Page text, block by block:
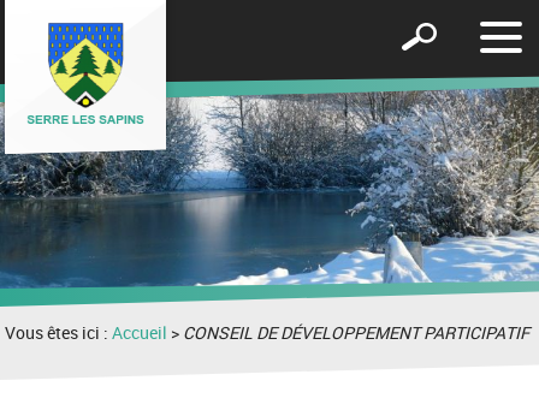
le
Afficher
formulaire
de
recherche
Vous êtes ici :Accueil > CONSEIL DE DÉVELOPPEMENT PARTICIPATIF